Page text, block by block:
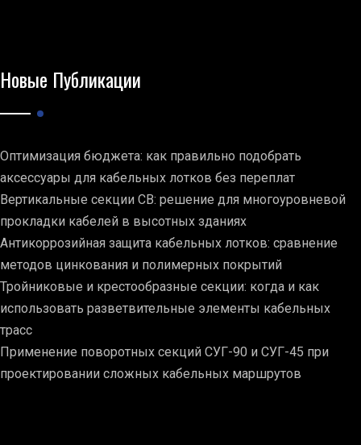
Новые Публикации
Оптимизация бюджета: как правильно подобрать
аксессуары для кабельных лотков без переплат
Вертикальные секции СВ: решение для многоуровневой
прокладки кабелей в высотных зданиях
Антикоррозийная защита кабельных лотков: сравнение
методов цинкования и полимерных покрытий
Тройниковые и крестообразные секции: когда и как
использовать разветвительные элементы кабельных
трасс
Применение поворотных секций СУГ-90 и СУГ-45 при
проектировании сложных кабельных маршрутов